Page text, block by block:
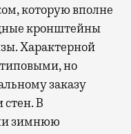
которую вполне
кронштейны
Характерной
но
заказу
стен. В
зимнюю